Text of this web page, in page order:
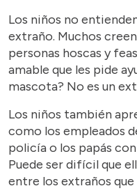
Los niños no
extraño. Muchos
personas hoscas y
amable que les pide
mascota? No es un
Los niños también
como los empleados
policía o los papás
Puede ser difícil que
entre los extraños